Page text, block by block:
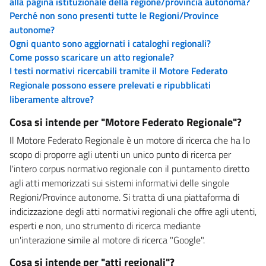
Perché non sono presenti tutte le Regioni/Province
autonome?
Ogni quanto sono aggiornati i cataloghi regionali?
Come posso scaricare un atto regionale?
I testi normativi ricercabili tramite il Motore Federato
Regionale possono essere prelevati e ripubblicati
liberamente altrove?
Cosa si intende per "Motore Federato Regionale"?
Il Motore Federato Regionale è un motore di ricerca che ha lo
scopo di proporre agli utenti un unico punto di ricerca per
l'intero corpus normativo regionale con il puntamento diretto
agli atti memorizzati sui sistemi informativi delle singole
Regioni/Province autonome. Si tratta di una piattaforma di
indicizzazione degli atti normativi regionali che offre agli utenti,
esperti e non, uno strumento di ricerca mediante
un'interazione simile al motore di ricerca "Google".
Cosa si intende per "atti regionali"?